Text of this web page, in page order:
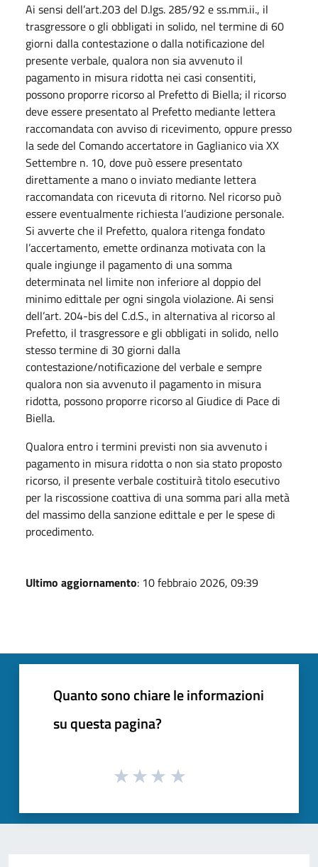
Ai sensi dell’art.203 del D.lgs. 285/92 e ss.mm.ii., il
trasgressore o gli obbligati in solido, nel termine di 60
giorni dalla contestazione o dalla notificazione del
presente verbale, qualora non sia avvenuto il
pagamento in misura ridotta nei casi consentiti,
possono proporre ricorso al Prefetto di Biella; il ricorso
deve essere presentato al Prefetto mediante lettera
raccomandata con avviso di ricevimento, oppure presso
la sede del Comando accertatore in Gaglianico via XX
Settembre n. 10, dove può essere presentato
direttamente a mano o inviato mediante lettera
raccomandata con ricevuta di ritorno. Nel ricorso può
essere eventualmente richiesta l’audizione personale.
Si avverte che il Prefetto, qualora ritenga fondato
l’accertamento, emette ordinanza motivata con la
quale ingiunge il pagamento di una somma
determinata nel limite non inferiore al doppio del
minimo edittale per ogni singola violazione. Ai sensi
dell’art. 204-bis del C.d.S., in alternativa al ricorso al
Prefetto, il trasgressore e gli obbligati in solido, nello
stesso termine di 30 giorni dalla
contestazione/notificazione del verbale e sempre
qualora non sia avvenuto il pagamento in misura
ridotta, possono proporre ricorso al Giudice di Pace di
Biella.
Qualora entro i termini previsti non sia avvenuto i
pagamento in misura ridotta o non sia stato proposto
ricorso, il presente verbale costituirà titolo esecutivo
per la riscossione coattiva di una somma pari alla metà
del massimo della sanzione edittale e per le spese di
procedimento.
Ultimo aggiornamento: 10 febbraio 2026, 09:39
Quanto sono chiare le informazioni
su questa pagina?